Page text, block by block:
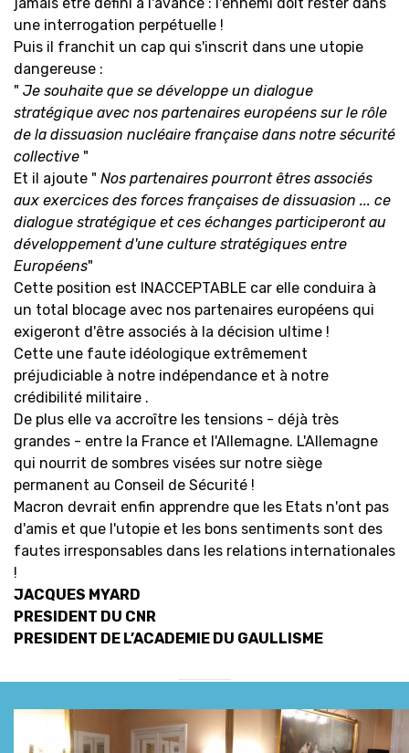
une interrogation perpétuelle !
Puis il franchit un cap qui s'inscrit dans une utopie
dangereuse :
" Je souhaite que se développe un dialogue
stratégique avec nos partenaires européens sur le rôle
de la dissuasion nucléaire française dans notre sécurité
collective "
Et il ajoute " Nos partenaires pourront êtres associés
aux exercices des forces françaises de dissuasion ... ce
dialogue stratégique et ces échanges participeront au
développement d'une culture stratégiques entre
Européens"
Cette position est INACCEPTABLE car elle conduira à
un total blocage avec nos partenaires européens qui
exigeront d'être associés à la décision ultime !
Cette une faute idéologique extrêmement
préjudiciable à notre indépendance et à notre
crédibilité militaire .
De plus elle va accroître les tensions - déjà très
grandes - entre la France et l'Allemagne. L'Allemagne
qui nourrit de sombres visées sur notre siège
permanent au Conseil de Sécurité !
Macron devrait enfin apprendre que les Etats n'ont pas
d'amis et que l'utopie et les bons sentiments sont des
fautes irresponsables dans les relations internationales
!
JACQUES MYARD
PRESIDENT DU CNR
PRESIDENT DE L’ACADEMIE DU GAULLISME